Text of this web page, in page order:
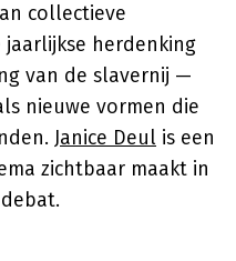
collectieve
herdenking
van de slavernij —
nieuwe vormen die
Janice Deul is een
zichtbaar maakt in